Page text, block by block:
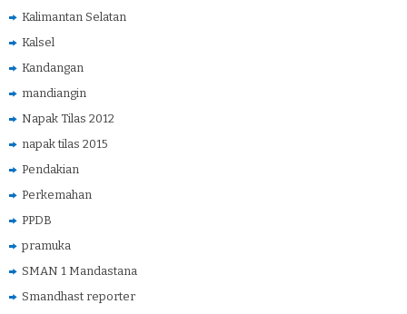
Kalimantan Selatan
Kalsel
Kandangan
mandiangin
Napak Tilas 2012
napak tilas 2015
Pendakian
Perkemahan
PPDB
pramuka
SMAN 1 Mandastana
Smandhast reporter